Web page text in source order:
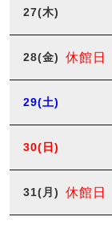
27(木)
28(金) 休館日
29(土)
30(日)
31(月) 休館日